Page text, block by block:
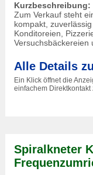
Kurzbeschreibung:
Zum Verkauf steht
kompakt,
Konditoreien,
Versuchsbäckereien
Alle Details
Ein Klick öffnet die
einfachem Direktkontakt
Spiralkneter